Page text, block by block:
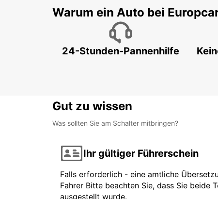
Warum ein Auto bei
24-Stunden-Pannenhilfe
Gut zu wissen
Was sollten Sie am Schalter mitbringen?
Ihr gültiger Führerschein
Falls erforderlich - eine amtliche
Fahrer Bitte beachten Sie, dass Sie beide
ausgestellt wurde.